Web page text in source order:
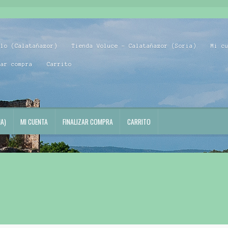
(Calatañazor) Tienda Voluce – Calatañazor (Soria) Mi
compra Carrito
MI CUENTA FINALIZAR COMPRA CARRITO